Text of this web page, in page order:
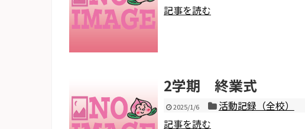
記事を読む
2学期 終業式
2025/1/6
活動記録（全校）
記事を読む